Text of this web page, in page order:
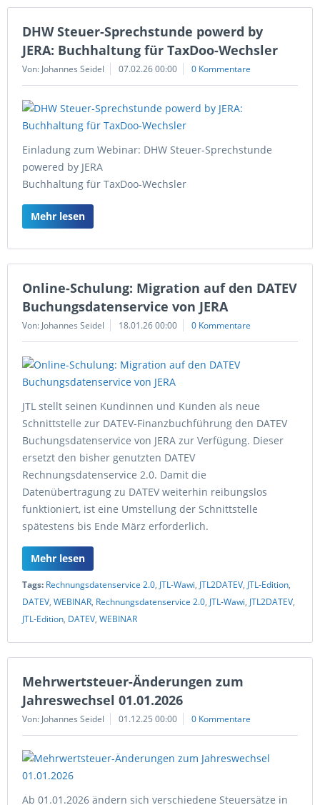
DHW Steuer-Sprechstunde powerd by
JERA: Buchhaltung für TaxDoo-Wechsler
Von: Johannes Seidel 07.02.26 00:00 0 Kommentare
Einladung zum Webinar: DHW Steuer-Sprechstunde
powered by JERA
Buchhaltung für TaxDoo-Wechsler
Mehr lesen
Online-Schulung: Migration auf den DATEV
Buchungsdatenservice von JERA
Von: Johannes Seidel 18.01.26 00:00 0 Kommentare
JTL stellt seinen Kundinnen und Kunden als neue
Schnittstelle zur DATEV-Finanzbuchführung den DATEV
Buchungsdatenservice von JERA zur Verfügung. Dieser
ersetzt den bisher genutzten DATEV
Rechnungsdatenservice 2.0. Damit die
Datenübertragung zu DATEV weiterhin reibungslos
funktioniert, ist eine Umstellung der Schnittstelle
spätestens bis Ende März erforderlich.
Mehr lesen
Tags: Rechnungsdatenservice 2.0, JTL-Wawi, JTL2DATEV, JTL-Edition,
DATEV, WEBINAR, Rechnungsdatenservice 2.0, JTL-Wawi, JTL2DATEV,
JTL-Edition, DATEV, WEBINAR
Mehrwertsteuer-Änderungen zum
Jahreswechsel 01.01.2026
Von: Johannes Seidel 01.12.25 00:00 0 Kommentare
Ab 01.01.2026 ändern sich verschiedene Steuersätze in